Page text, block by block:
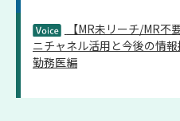
【MR未リーチ/MR
ニチャネル活用と今後の情
勤務医編